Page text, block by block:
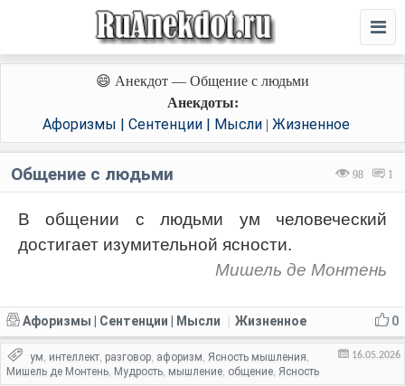
😄 Анекдот — Общение с людьми
Анекдоты:
Афоризмы | Сентенции | Мысли| Жизненное
98 1
Общение с людьми
В общении с людьми ум человеческий
достигает изумительной ясности.
Мишель де Монтень
0
Афоризмы | Сентенции | Мысли Жизненное
16.05.2026
ум, интеллект, разговор, афоризм, Ясность мышления,
Мишель де Монтень, Мудрость, мышление, общение, Ясность